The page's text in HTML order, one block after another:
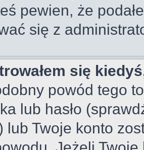
pewien, że
się z
się
powód tego
lub hasło
lub Twoje konto